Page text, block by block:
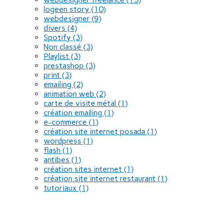
logeen story (10)
webdesigner (9)
divers (4)
Spotify (3)
Non classé (3)
Playlist (3)
prestashop (3)
print (3)
emailing (2)
animation web (2)
carte de visite métal (1)
création emailing (1)
e-commerce (1)
création site internet posada (1)
wordpress (1)
flash (1)
antibes (1)
création sites internet (1)
création site internet restaurant (1)
tutoriaux (1)